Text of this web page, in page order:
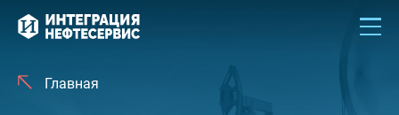
Главная